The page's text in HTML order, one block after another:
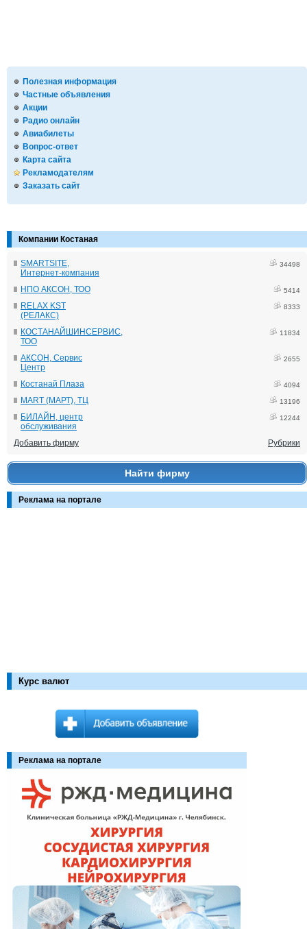
Полезная информация
Частные объявления
Акции
Радио онлайн
Авиабилеты
Вопрос-ответ
Карта сайта
Рекламодателям
Заказать сайт
Компании Костаная
SMARTSITE,
Интернет-компания
34498
НПО АКСОН, ТОО 5414
RELAX KST
(РЕЛАКС)
8333
КОСТАНАЙШИНСЕРВИС,
ТОО
11834
АКСОН, Сервис
Центр
2655
Костанай Плаза 4094
MART (МАРТ), ТЦ 13196
БИЛАЙН, центр
обслуживания
12244
Добавить фирму Рубрики
Найти фирму
Реклама на портале
Курс валют
Реклама на портале